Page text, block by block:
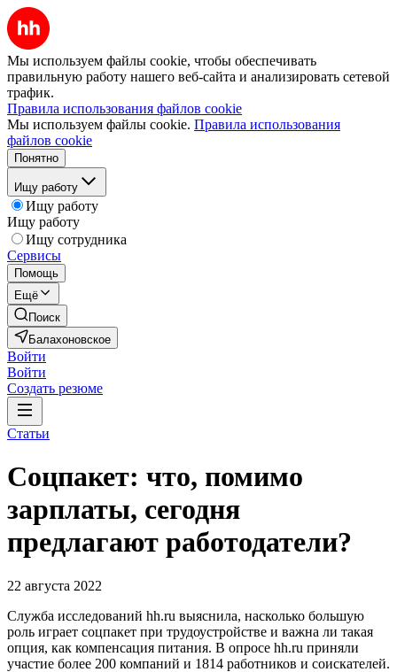
Мы используем файлы cookie, чтобы обеспечивать
правильную работу нашего веб-сайта и анализировать сетевой
трафик.
Правила использования файлов cookie
Мы используем файлы cookie. Правила использования
файлов cookie
Понятно
Ищу работу
Ищу работу
Ищу работу
Ищу сотрудника
Сервисы
Помощь
Ещё
Поиск
Балахоновское
Войти
Войти
Создать резюме
Статьи
Соцпакет: что, помимо
зарплаты, сегодня
предлагают работодатели?
22 августа 2022
Служба исследований hh.ru выяснила, насколько большую
роль играет соцпакет при трудоустройстве и важна ли такая
опция, как компенсация питания. В опросе hh.ru приняли
участие более 200 компаний и 1814 работников и соискателей.